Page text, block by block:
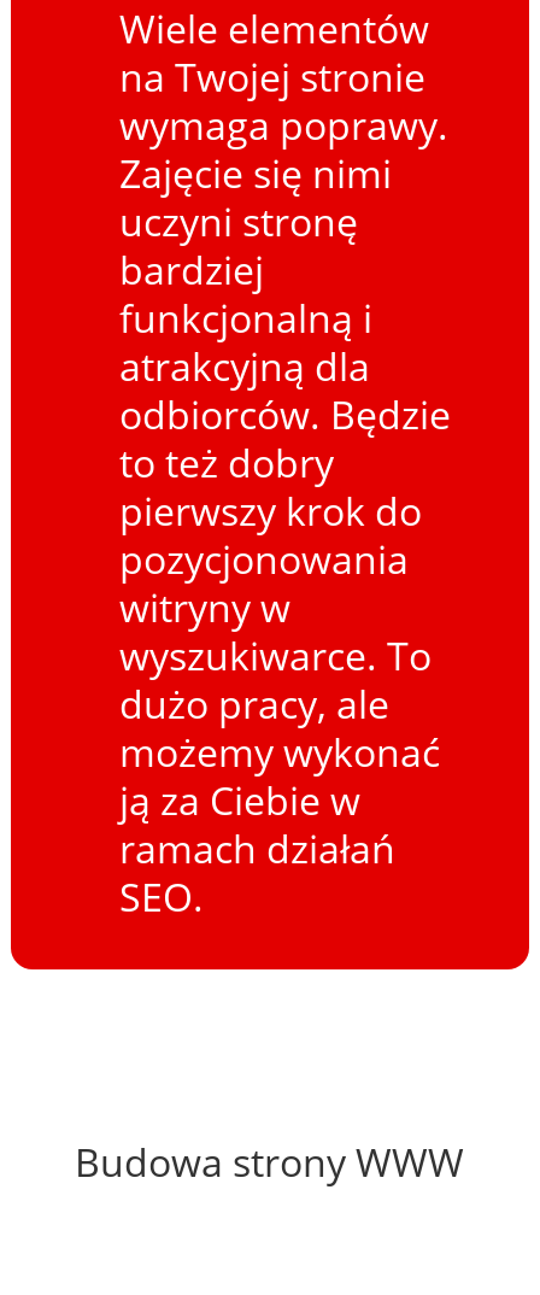
Wiele elementów
na Twojej stronie
wymaga poprawy.
Zajęcie się nimi
uczyni stronę
bardziej
funkcjonalną i
atrakcyjną dla
odbiorców. Będzie
to też dobry
pierwszy krok do
pozycjonowania
witryny w
wyszukiwarce. To
dużo pracy, ale
możemy wykonać
ją za Ciebie w
ramach działań
SEO.
Budowa strony WWW